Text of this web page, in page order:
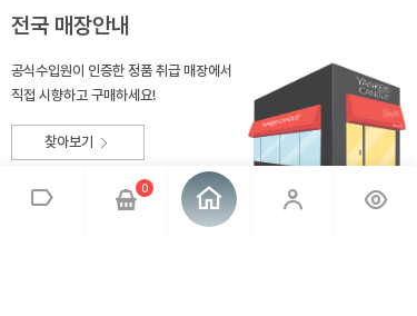
0
전국 매장안내
공식수입원이 인증한 정품 취급 매장에서
직접 시향하고 구매하세요!
찾아보기
브랜드소개